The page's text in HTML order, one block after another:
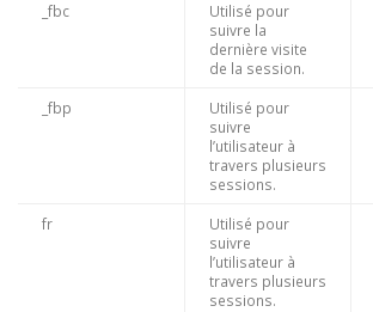
_fbc
Utilisé pour
suivre la
dernière visite
de la session.
_fbp
Utilisé pour
suivre
l’utilisateur à
travers plusieurs
sessions.
fr
Utilisé pour
suivre
l’utilisateur à
travers plusieurs
sessions.